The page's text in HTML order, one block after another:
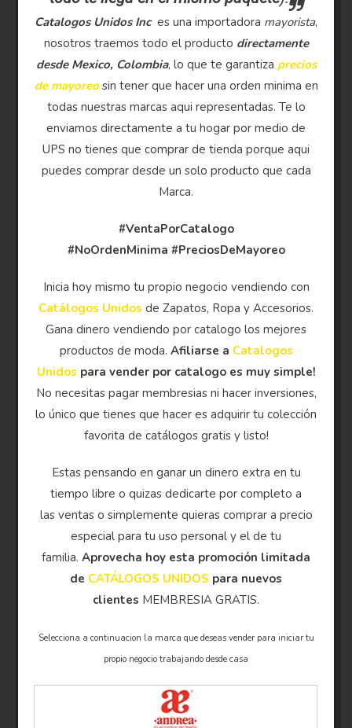
Catalogos Unidos Inc es una importadora mayorista,
nosotros traemos todo el producto directamente
desde Mexico, Colombia, lo que te garantiza precios
de mayoreosin tener que hacer una orden minima en
todas nuestras marcas aqui representadas. Te lo
enviamos directamente a tu hogar por medio de
UPS no tienes que comprar de tienda porque aqui
puedes comprar desde un solo producto que cada
Marca.
#VentaPorCatalogo
#NoOrdenMinima #PreciosDeMayoreo
Inicia hoy mismo tu propio negocio vendiendo con
Catálogos Unidos de Zapatos, Ropa y Accesorios.
Gana dinero vendiendo por catalogo los mejores
productos de moda. Afiliarse a Catalogos
Unidos para vender por catalogo es muy simple!
No necesitas pagar membresias ni hacer inversiones,
lo único que tienes que hacer es adquirir tu colección
favorita de catálogos gratis y listo!
Estas pensando en ganar un dinero extra en tu
tiempo libre o quizas dedicarte por completo a
las ventas o simplemente quieras comprar a precio
especial para tu uso personal y el de tu
familia.Aprovecha hoy esta promoción limitada
de CATÁLOGOS UNIDOS para nuevos
clientes MEMBRESIA GRATIS.
Selecciona a continuacion la marca que deseas vender para iniciar tu
propio negocio trabajando desde casa